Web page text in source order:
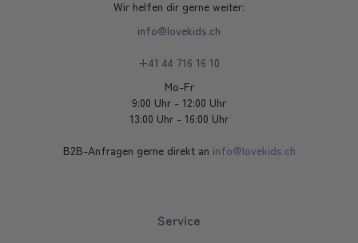
Wir helfen dir gerne weiter:
info@lovekids.ch
+41 44 716 16 10
Mo-Fr
9:00 Uhr - 12:00 Uhr
13:00 Uhr - 16:00 Uhr
B2B-Anfragen gerne direkt an info@lovekids.ch
Service